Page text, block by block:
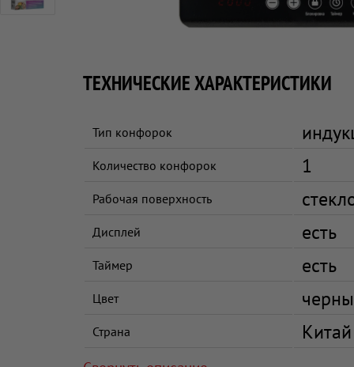
ТЕХНИЧЕСКИЕ ХАРАКТЕРИСТИКИ
Тип конфорок
Количество конфорок 1
Рабочая поверхность
Дисплей есть
Таймер есть
Цвет
Страна Китай